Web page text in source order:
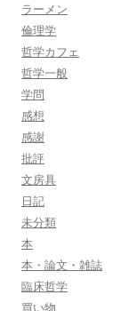
ラーメン
倫理学
哲学カフェ
哲学一般
学問
感想
感謝
批評
文房具
日記
未分類
本
本・論文・雑誌
臨床哲学
買い物